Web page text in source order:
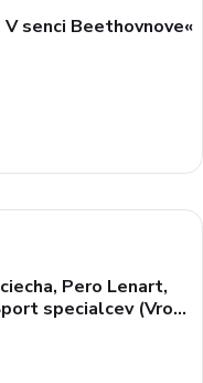
senci Beethovnove«
Pero Lenart,
specialcev (Vroča